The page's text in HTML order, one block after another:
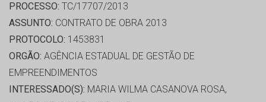
PROCESSO: TC/17707/2013
ASSUNTO: CONTRATO DE OBRA 2013
PROTOCOLO: 1453831
ORGÃO: AGÊNCIA ESTADUAL DE GESTÃO DE
EMPREENDIMENTOS
INTERESSADO(S): MARIA WILMA CASANOVA ROSA,